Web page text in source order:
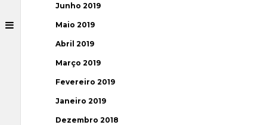
Junho 2019
Maio 2019
Abril 2019
Março 2019
Fevereiro 2019
Janeiro 2019
Dezembro 2018